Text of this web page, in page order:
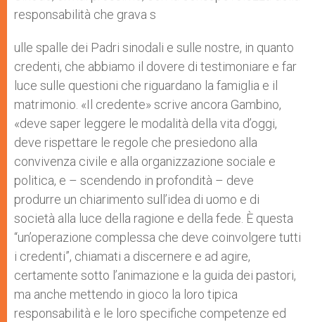
responsabilità che grava s
ulle spalle dei Padri sinodali e sulle nostre, in quanto
credenti, che abbiamo il dovere di testimoniare e far
luce sulle questioni che riguardano la famiglia e il
matrimonio. «Il credente» scrive ancora Gambino,
«deve saper leggere le modalità della vita d’oggi,
deve rispettare le regole che presiedono alla
convivenza civile e alla organizzazione sociale e
politica, e – scendendo in profondità – deve
produrre un chiarimento sull’idea di uomo e di
società alla luce della ragione e della fede. È questa
“un’operazione complessa che deve coinvolgere tutti
i credenti”, chiamati a discernere e ad agire,
certamente sotto l’animazione e la guida dei pastori,
ma anche mettendo in gioco la loro tipica
responsabilità e le loro specifiche competenze ed